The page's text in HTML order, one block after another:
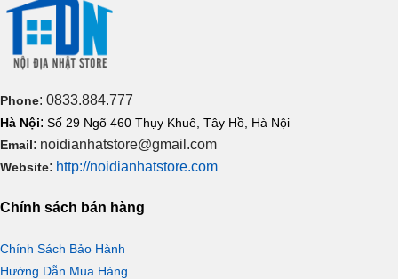
Phone: 0833.884.777
Hà Nội: Số 29 Ngõ 460 Thụy Khuê, Tây Hồ, Hà Nội
Email: noidianhatstore@gmail.com
Website: http://noidianhatstore.com
Chính sách bán hàng
Chính Sách Bảo Hành
Hướng Dẫn Mua Hàng